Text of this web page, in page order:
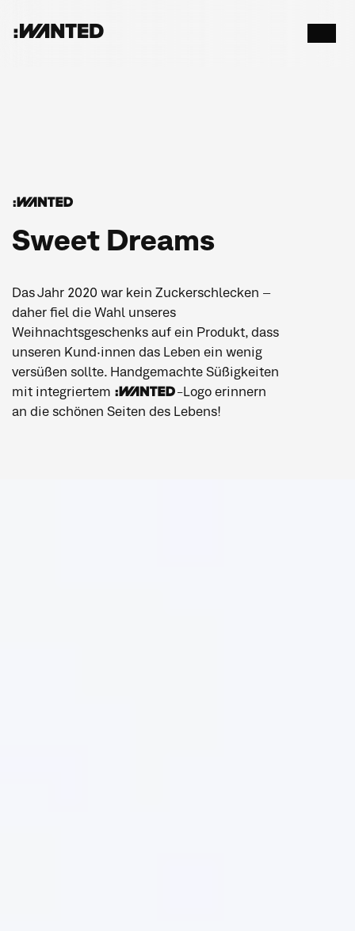
:WANTED
:WANTED
Sweet Dreams
Das Jahr 2020 war kein Zuckerschlecken –
daher fiel die Wahl unseres
Weihnachtsgeschenks auf ein Produkt, dass
unseren Kund·innen das Leben ein wenig
versüßen sollte. Handgemachte Süßigkeiten
mit integriertem :WANTED-Logo erinnern
an die schönen Seiten des Lebens!